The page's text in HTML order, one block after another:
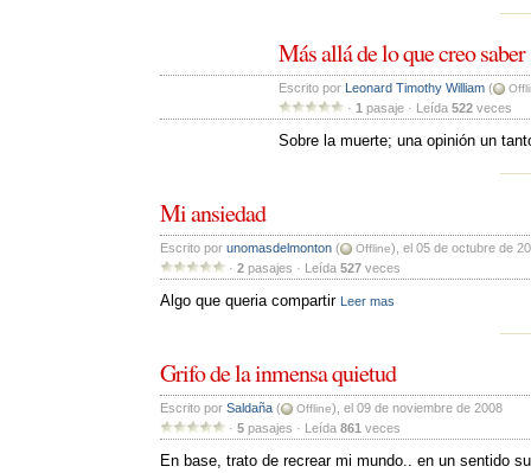
Más allá de lo que creo saber
Escrito por Leonard Timothy William (
· 1 pasaje · Leída 522 veces
Sobre la muerte; una opinión un
Mi ansiedad
Escrito por unomasdelmonton ( Offline), el 05 de octubre de
· 2 pasajes · Leída 527 veces
Algo que queria compartir Leer mas
Grifo de la inmensa quietud
Escrito por Saldaña ( Offline), el 09 de noviembre de 2008
· 5 pasajes · Leída 861 veces
En base, trato de recrear mi mundo.. en un sentido